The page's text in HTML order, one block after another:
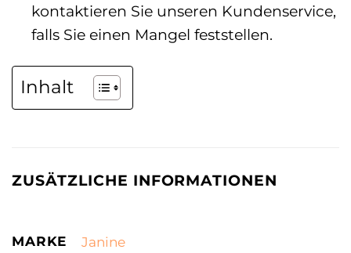
kontaktieren Sie unseren Kundenservice,
falls Sie einen Mangel feststellen.
Inhalt
ZUSÄTZLICHE INFORMATIONEN
MARKE Janine